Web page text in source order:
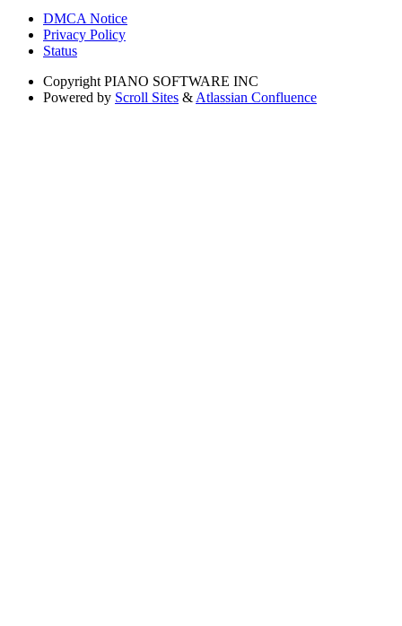
DMCA Notice
Privacy Policy
Status
Copyright PIANO SOFTWARE INC
Powered by Scroll Sites & Atlassian Confluence